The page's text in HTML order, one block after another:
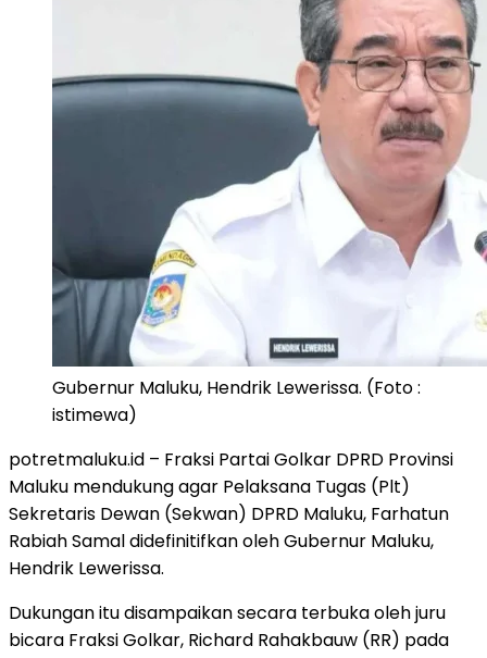
Gubernur Maluku, Hendrik Lewerissa. (Foto :
istimewa)
potretmaluku.id – Fraksi Partai Golkar DPRD Provinsi
Maluku mendukung agar Pelaksana Tugas (Plt)
Sekretaris Dewan (Sekwan) DPRD Maluku, Farhatun
Rabiah Samal didefinitifkan oleh Gubernur Maluku,
Hendrik Lewerissa.
Dukungan itu disampaikan secara terbuka oleh juru
bicara Fraksi Golkar, Richard Rahakbauw (RR) pada